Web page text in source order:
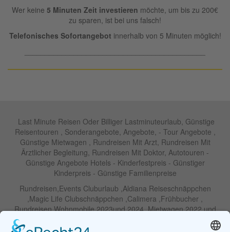
Wer keine 5 Minuten Zeit investieren möchte, um bis zu 200€
zu sparen, ist bei uns falsch!
Telefonisches Sofortangebot innerhalb von 5 Minuten möglich!
Last Minute Reisen Oder Billiger Lastminuteurlaub, Günstige
Reisentouren , Sonderangebote, Angebote, - Tour Angebote ,
Günstige Mietwagen , Rundreisen Mit Arzt, Rundreisen Mit
Ärztlicher Begleitung, Rundreisen Mit Doktor, Autotouren -
Günstige Angebote Hotels - Kinderfestpreis - Günstiger
Kinderpreis - Günstige Familienpreise
Rundreisen,Events Cluburlaub ,Aldiana Reiseschnäppchen
,Magic Life Clubschnäppchen ,Calimera ,Frühbucher ,
Rundreisen Wohnmobile 2023und 2024 ,Mietwagen 2022 und
Weihnachtreisen 2022 und 2023 , Silvesterreisen 2022 und 2032,